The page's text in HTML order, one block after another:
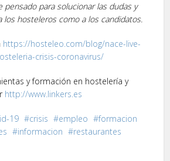
pensado para solucionar las dudas y
los hosteleros como a los candidatos.
https://hosteleo.com/blog/nace-live-
crisis-coronavirus/
y formación en hostelería y
http://www.linkers.es
19 crisis empleo
formacion
informacion
restaurantes